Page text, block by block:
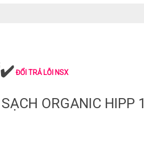
ĐỔI TRẢ LỖI NSX
ORGANIC HIPP